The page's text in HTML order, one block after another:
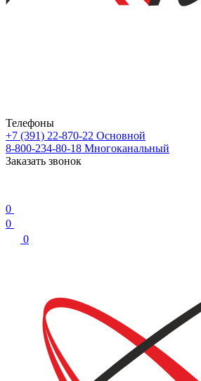
Телефоны
+7 (391) 22-870-22 Основной
8-800-234-80-18 Многоканальный
Заказать звонок
0
0
0